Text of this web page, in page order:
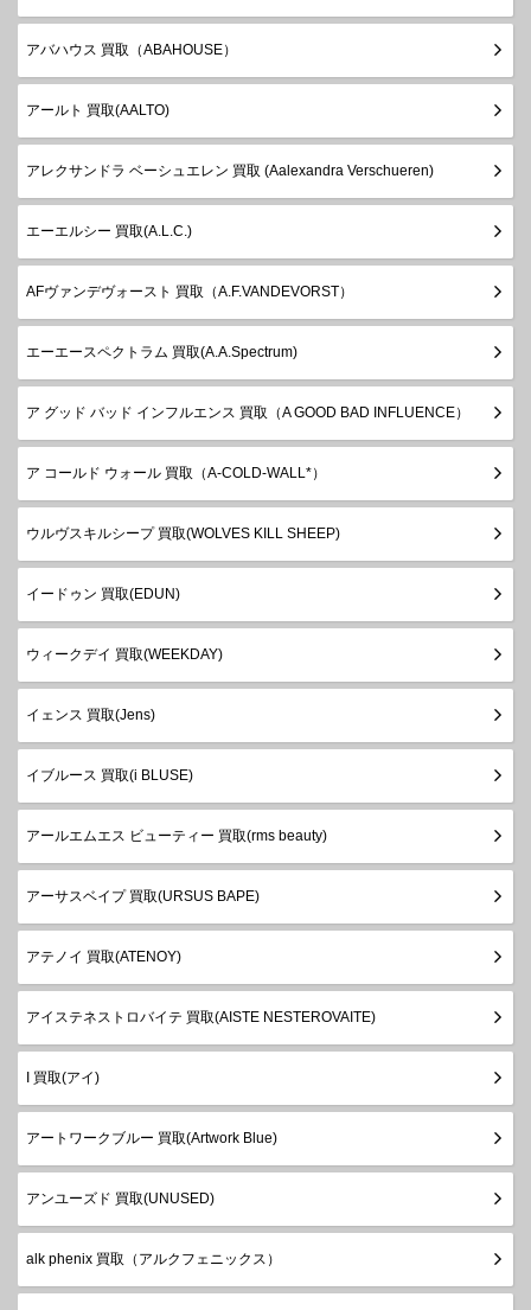
アバハウス 買取（ABAHOUSE）
アールト 買取(AALTO)
アレクサンドラ ベーシュエレン 買取 (Aalexandra Verschueren)
エーエルシー 買取(A.L.C.)
AFヴァンデヴォースト 買取（A.F.VANDEVORST）
エーエースペクトラム 買取(A.A.Spectrum)
ア グッド バッド インフルエンス 買取（A GOOD BAD INFLUENCE）
ア コールド ウォール 買取（A-COLD-WALL*）
ウルヴスキルシープ 買取(WOLVES KILL SHEEP)
イードゥン 買取(EDUN)
ウィークデイ 買取(WEEKDAY)
イェンス 買取(Jens)
イブルース 買取(i BLUSE)
アールエムエス ビューティー 買取(rms beauty)
アーサスベイプ 買取(URSUS BAPE)
アテノイ 買取(ATENOY)
アイステネストロバイテ 買取(AISTE NESTEROVAITE)
I 買取(アイ)
アートワークブルー 買取(Artwork Blue)
アンユーズド 買取(UNUSED)
alk phenix 買取（アルクフェニックス）